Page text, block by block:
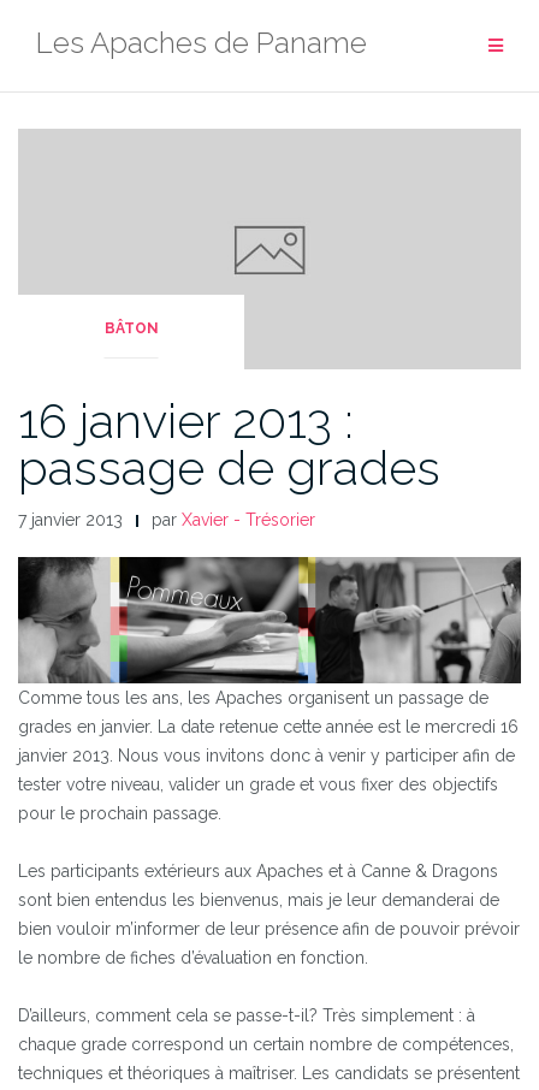
Les Apaches de Paname
BÂTON
16 janvier 2013 :
passage de grades
7 janvier 2013 par Xavier - Trésorier
Comme tous les ans, les Apaches organisent un passage de
grades en janvier. La date retenue cette année est le mercredi 16
janvier 2013. Nous vous invitons donc à venir y participer afin de
tester votre niveau, valider un grade et vous fixer des objectifs
pour le prochain passage.
Les participants extérieurs aux Apaches et à Canne & Dragons
sont bien entendus les bienvenus, mais je leur demanderai de
bien vouloir m’informer de leur présence afin de pouvoir prévoir
le nombre de fiches d’évaluation en fonction.
D’ailleurs, comment cela se passe-t-il? Très simplement : à
chaque grade correspond un certain nombre de compétences,
techniques et théoriques à maîtriser. Les candidats se présentent